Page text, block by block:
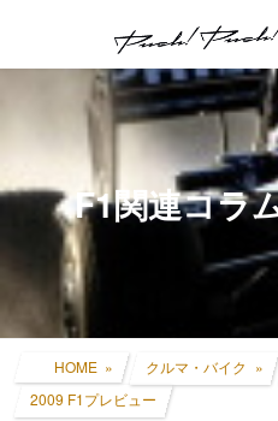
キ
に
F1関連コラ
HOME クルマ・バイク
2009 F1プレビュー